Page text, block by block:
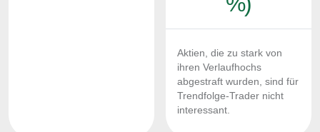
Aktien, die zu stark von
ihren Verlaufhochs
abgestraft wurden, sind für
Trendfolge-Trader nicht
interessant.